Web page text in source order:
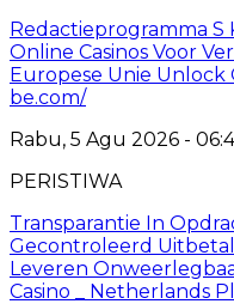
Redactieprogramma S
Online Casinos Voor
Europese Unie Unlock
be.com/
Rabu, 5 Agu 2026 -
PERISTIWA
Transparantie In
Gecontroleerd
Leveren
Casino _ Netherlands